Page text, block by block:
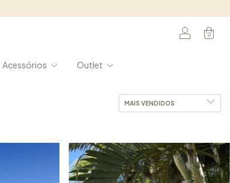
0
Acessórios Outlet